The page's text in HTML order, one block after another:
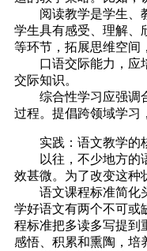
阅读教学是学生、教
学生具有感受、理解、
等环节，拓展思维空间
口语交际能力，应培
交际知识。
综合性学习应强调合
过程。提倡跨领域学习
实践：语文教学的
以往，不少地方的语
效甚微。为了改变这种
语文课程标准简化头
学好语文有两个不可或
程标准把多读多写提到
感悟、积累和熏陶，培